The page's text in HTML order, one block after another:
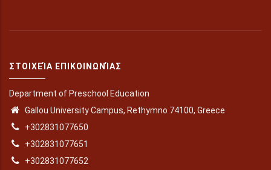
ΣΤΟΙΧΕΊΑ ΕΠΙΚΟΙΝΩΝΊΑΣ
Department of Preschool Education
Gallou University Campus, Rethymno 74100, Greece
+302831077650
+302831077651
+302831077652